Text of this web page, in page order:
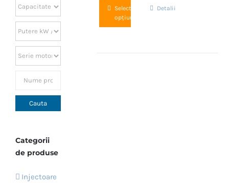
Selectează
opțiunile
Acest
produs
Detalii
Categorii
de produse
Injectoare